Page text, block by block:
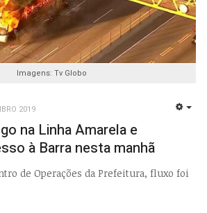
Imagens: Tv Globo
2019
na Linha Amarela e
à Barra nesta manhã
de Operações da Prefeitura, fluxo foi